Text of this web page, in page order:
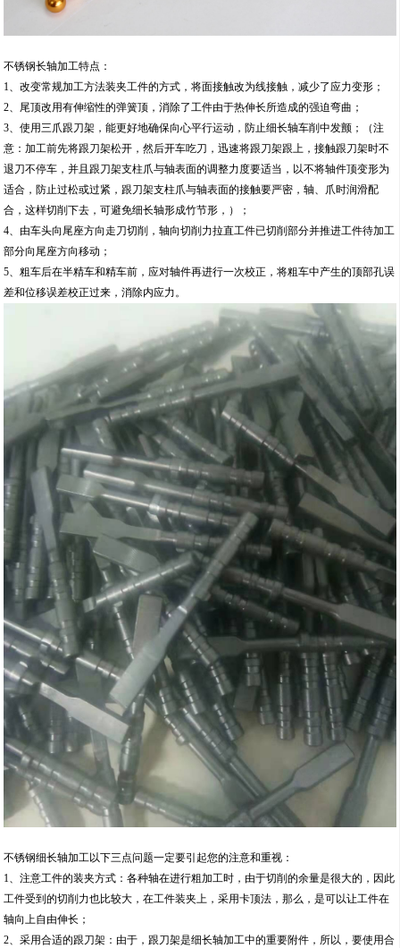
不锈钢长轴加工特点：
1、改变常规加工方法装夹工件的方式，将面接触改为线接触，减少了应力变形；
2、尾顶改用有伸缩性的弹簧顶，消除了工件由于热伸长所造成的强迫弯曲；
3、使用三爪跟刀架，能更好地确保向心平行运动，防止细长轴车削中发颤；（注
意：加工前先将跟刀架松开，然后开车吃刀，迅速将跟刀架跟上，接触跟刀架时不
退刀不停车，并且跟刀架支柱爪与轴表面的调整力度要适当，以不将轴件顶变形为
适合，防止过松或过紧，跟刀架支柱爪与轴表面的接触要严密，轴、爪时润滑配
合，这样切削下去，可避免细长轴形成竹节形，）；
4、由车头向尾座方向走刀切削，轴向切削力拉直工件已切削部分并推进工件待加工
部分向尾座方向移动；
5、粗车后在半精车和精车前，应对轴件再进行一次校正，将粗车中产生的顶部孔误
差和位移误差校正过来，消除内应力。
不锈钢细长轴加工以下三点问题一定要引起您的注意和重视：
1、注意工件的装夹方式：各种轴在进行粗加工时，由于切削的余量是很大的，因此
工件受到的切削力也比较大，在工件装夹上，采用卡顶法，那么，是可以让工件在
轴向上自由伸长；
2、采用合适的跟刀架：由于，跟刀架是细长轴加工中的重要附件，所以，要使用合